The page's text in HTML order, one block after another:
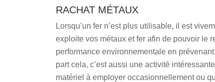
RACHAT MÉTAUX
Lorsqu’un fer n’est plus utilisable, il est
exploite vos métaux et fer afin de pouvoir le
performance environnementale en
part cela, c’est aussi une activité
matériel à employer occasionnellement ou